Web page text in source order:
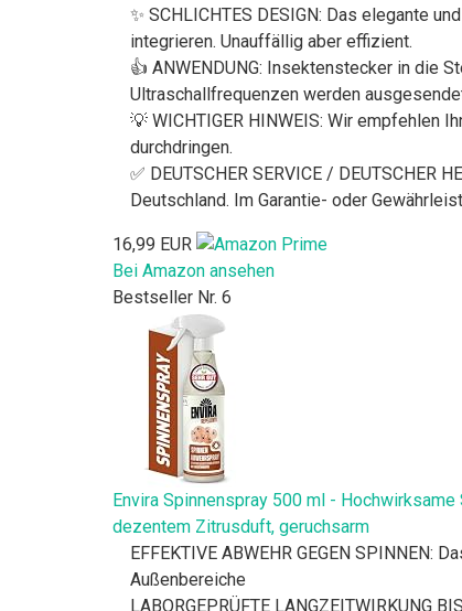
✨ SCHLICHTES DESIGN: Das elegante
integrieren. Unauffällig aber effizient.
👍 ANWENDUNG: Insektenstecker in die
Ultraschallfrequenzen werden
💡 WICHTIGER HINWEIS: Wir empfehlen
durchdringen.
✅ DEUTSCHER SERVICE /
Deutschland. Im Garantie- oder
16,99 EUR
Bei Amazon ansehen
Bestseller Nr. 6
Envira Spinnenspray 500 ml -
dezentem Zitrusduft, geruchsarm
EFFEKTIVE ABWEHR GEGEN SPINNEN:
Außenbereiche
LABORGEPRÜFTE LANGZEITWIRKUNG